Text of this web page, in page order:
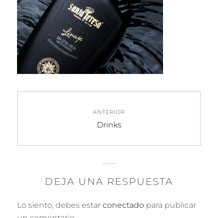
entradas
ANTERIOR
Entrada
Drinks
DEJA UNA RESPUESTA
Lo siento, debes estar conectado para publicar